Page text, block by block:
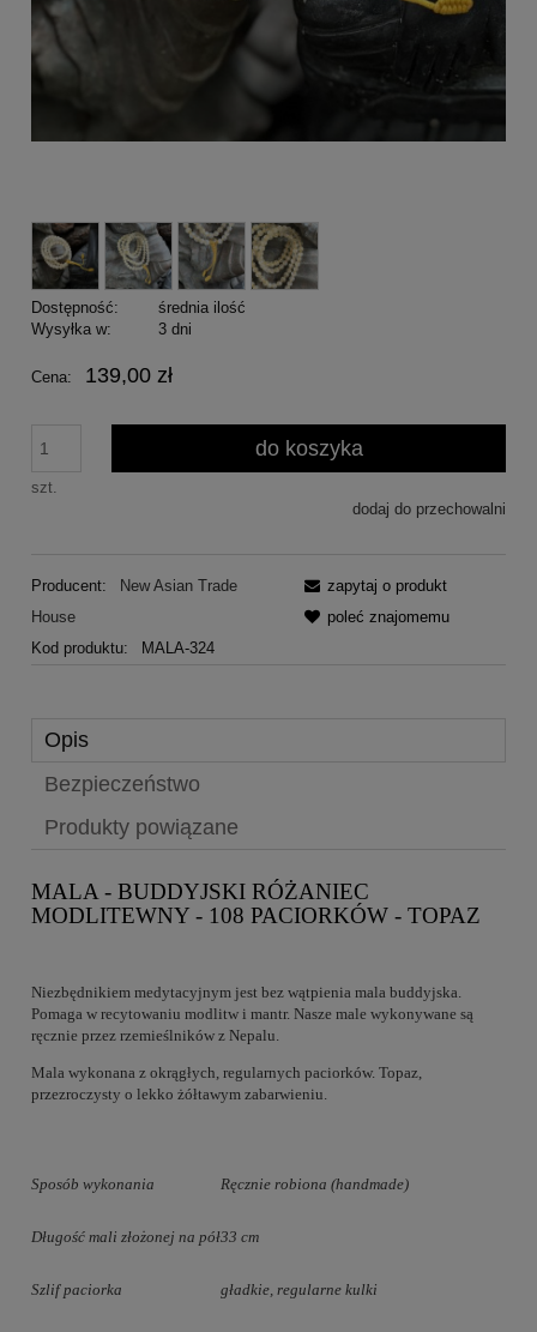
Dostępność:
średnia ilość
Wysyłka w:
3 dni
Cena: 139,00 zł
szt.
do koszyka
dodaj do przechowalni
Producent:
New Asian Trade
House
Kod produktu:
MALA-324
zapytaj o produkt
poleć znajomemu
Opis
Bezpieczeństwo
Produkty powiązane
MALA - BUDDYJSKI RÓŻANIEC
MODLITEWNY - 108 PACIORKÓW - TOPAZ
Niezbędnikiem medytacyjnym jest bez wątpienia mala buddyjska.
Pomaga w recytowaniu modlitw i mantr. Nasze male wykonywane są
ręcznie przez rzemieślników z Nepalu.
Mala wykonana z okrągłych, regularnych paciorków. Topaz,
przezroczysty o lekko żółtawym zabarwieniu.
Sposób wykonania Ręcznie robiona (handmade)
Długość mali złożonej na pół33 cm
Szlif paciorka gładkie, regularne kulki